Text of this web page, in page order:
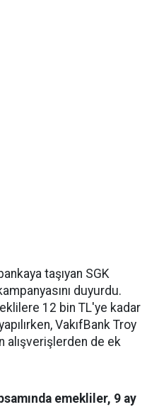
taşıyan SGK
duyurdu.
12 bin TL'ye kadar
VakıfBank Troy
alışverişlerden de ek
emekliler, 9 ay